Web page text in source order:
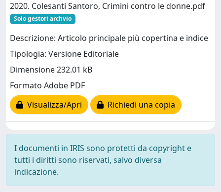
2020. Colesanti Santoro, Crimini contro le donne.pdf
Solo gestori archvio
Descrizione: Articolo principale più copertina e indice
Tipologia: Versione Editoriale
Dimensione 232.01 kB
Formato Adobe PDF
Visualizza/Apri
Richiedi una copia
I documenti in IRIS sono protetti da copyright e
tutti i diritti sono riservati, salvo diversa
indicazione.